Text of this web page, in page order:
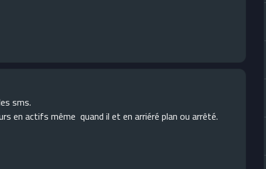
sms.
en actifs même quand il et en arriéré plan ou arrêté.